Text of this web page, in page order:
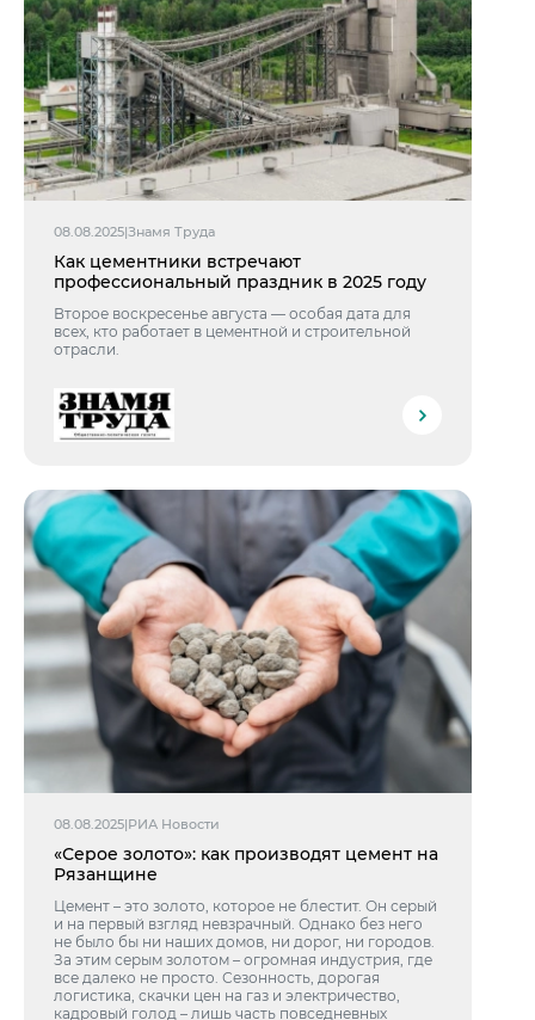
08.08.2025|Знамя Труда
Как цементники встречают
профессиональный праздник в 2025 году
Второе воскресенье августа — особая дата для
всех, кто работает в цементной и строительной
отрасли.
08.08.2025|РИА Новости
«Серое золото»: как производят цемент на
Рязанщине
Цемент – это золото, которое не блестит. Он серый
и на первый взгляд невзрачный. Однако без него
не было бы ни наших домов, ни дорог, ни городов.
За этим серым золотом – огромная индустрия, где
все далеко не просто. Сезонность, дорогая
логистика, скачки цен на газ и электричество,
кадровый голод – лишь часть повседневных